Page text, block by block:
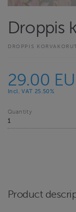
Droppis
DROPPIS
29.00
Incl. VAT 25.50%
Quantity
Product